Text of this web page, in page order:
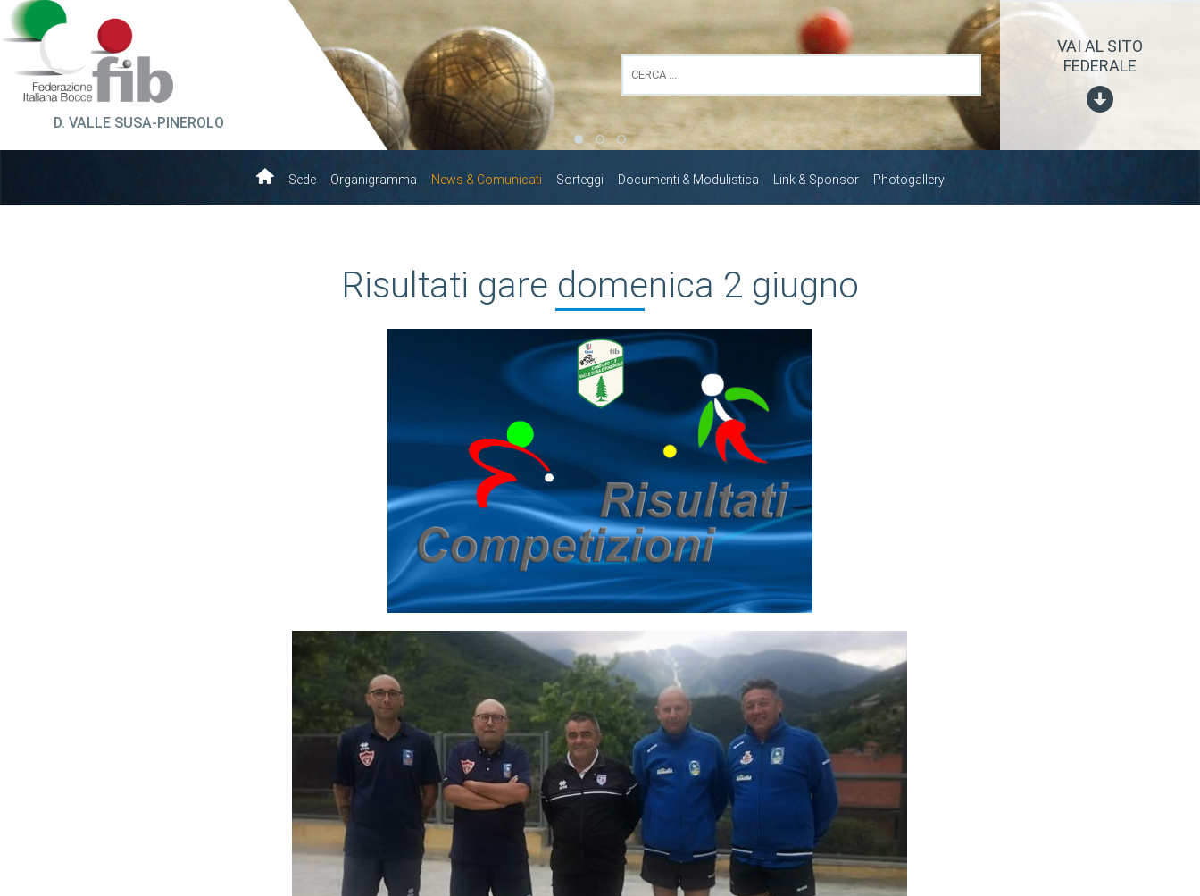
D. VALLE SUSA-PINEROLO
VAI AL SITO
FEDERALE
Sede Organigramma News & Comunicati Sorteggi Documenti & Modulistica Link & Sponsor Photogallery
Risultati gare domenica 2 giugno